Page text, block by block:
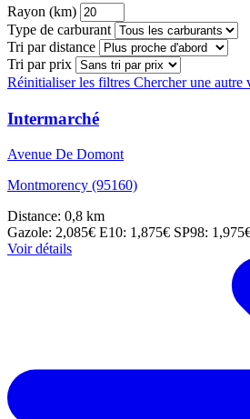
Rayon (km)
Type de carburant
Tri par distance
Tri par prix
Réinitialiser les filtres Chercher une autre
Intermarché
Avenue De Domont
Montmorency (95160)
Distance: 0,8 km
Gazole: 2,085€ E10: 1,875€ SP98:
Voir détails